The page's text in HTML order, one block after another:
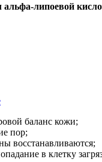
альфа-липоевой
баланс кожи;
пор;
восстанавливаются;
в клетку